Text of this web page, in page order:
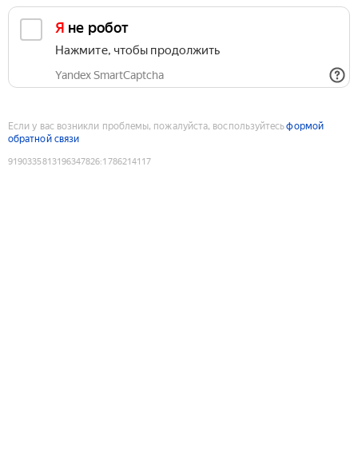
Я не робот
Нажмите, чтобы продолжить
Yandex SmartCaptcha
Если у вас возникли проблемы, пожалуйста, воспользуйтесьформой
обратной связи
9190335813196347826:1786214117